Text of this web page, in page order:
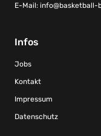
E-Mail: info@basketball-
Infos
Jobs
Kontakt
Impressum
Datenschutz